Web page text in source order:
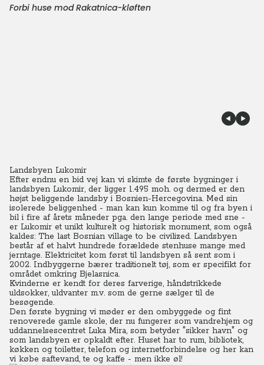
Forbi huse mod Rakatnica-kløften
Landsbyen Lukomir
Efter endnu en bid vej kan vi skimte de første bygninger i
landsbyen Lukomir, der ligger 1.495 moh. og dermed er den
højst beliggende landsby i Bosnien-Hercegovina. Med sin
isolerede beliggenhed - man kan kun komme til og fra byen i
bil i fire af årets måneder pga. den lange periode med sne -
er Lukomir et unikt kulturelt og historisk monument, som også
kaldes: The last Bosnian village to be civilized. Landsbyen
består af et halvt hundrede forældede stenhuse mange med
jerntage. Elektricitet kom først til landsbyen så sent som i
2002. Indbyggerne bærer traditionelt tøj, som er specifikt for
området omkring Bjelasnica.
Kvinderne er kendt for deres farverige, håndstrikkede
uldsokker, uldvanter m.v. som de gerne sælger til de
besøgende.
Den første bygning vi møder er den ombyggede og fint
renoverede gamle skole, der nu fungerer som vandrehjem og
uddannelsescentret Luka Mira, som betyder "sikker havn" og
som landsbyen er opkaldt efter. Huset har to rum, bibliotek,
køkken og toiletter, telefon og internetforbindelse og her kan
vi købe saftevand, te og kaffe - men ikke øl!